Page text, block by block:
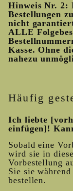
Hinweis Nr. 2:
Bestellungen
nicht
ALLE
Kasse. Ohne
nahezu
Häufig
Ich liebte
einfügen]!
Sobald eine
wird sie in
Vorbestellung
Sie sie
bestellen.